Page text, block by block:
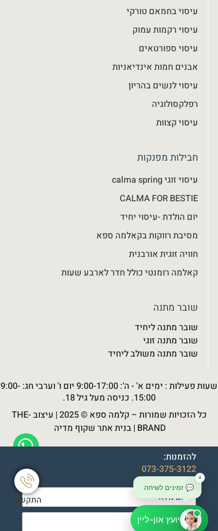
עיסוי בחמאם טורקי
עיסוי רקמות עמוק
עיסוי ספורטאים
אבנים חמות אינדיאניות
עיסוי לנשים בהריון
רפלקסולוגיה
עיסוי קצוות
חבילות מפנקות
עיסוי זוגי calma spring
CALMA FOR BESTIE
יום הולדת -עיסוי יחיד
מסיבת רווקות בקאלמה ספא
חוויה זוגית אורבנית
קאלמה רומנטי כולל חדר לארבע שעות
שובר מתנה
שובר מתנה ליחיד
שובר מתנה זוגי
שובר מתנה משולב ליחיד
שעות פעילות : ימים א' - ה': 9:00-17:00 יום ו' וערבי חג: 9:00-
15:00. כניסה מעל גיל 18.
כל הזכויות שמורות – קלמה ספא© 2025 |
עיצוב THE-
BRAND
|בנית אתר שקוף מדיה
התקשרו
להזמנות:
073-375-3122
או שילחו:
יועץ און-ליין
💬 זמינים לשיחה
✕